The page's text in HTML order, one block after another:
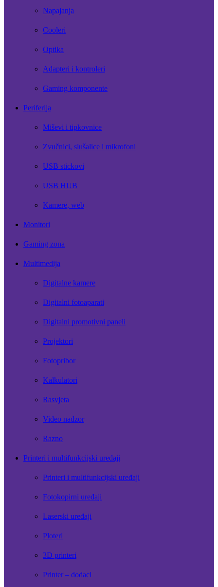
Napajanja
Cooleri
Optika
Adapteri i kontroleri
Gaming komponente
Periferija
Miševi i tipkovnice
Zvučnici, slušalice i mikrofoni
USB stickovi
USB HUB
Kamere, web
Monitori
Gaming zona
Multimedija
Digitalne kamere
Digitalni fotoaparati
Digitalni promotivni paneli
Projektori
Fotopribor
Kalkulatori
Rasvjeta
Video nadzor
Razno
Printeri i multifunkcijski uređaji
Printeri i multifunkcijski uređaji
Fotokopirni uređaji
Laserski uređaji
Ploteri
3D printeri
Printer – dodaci